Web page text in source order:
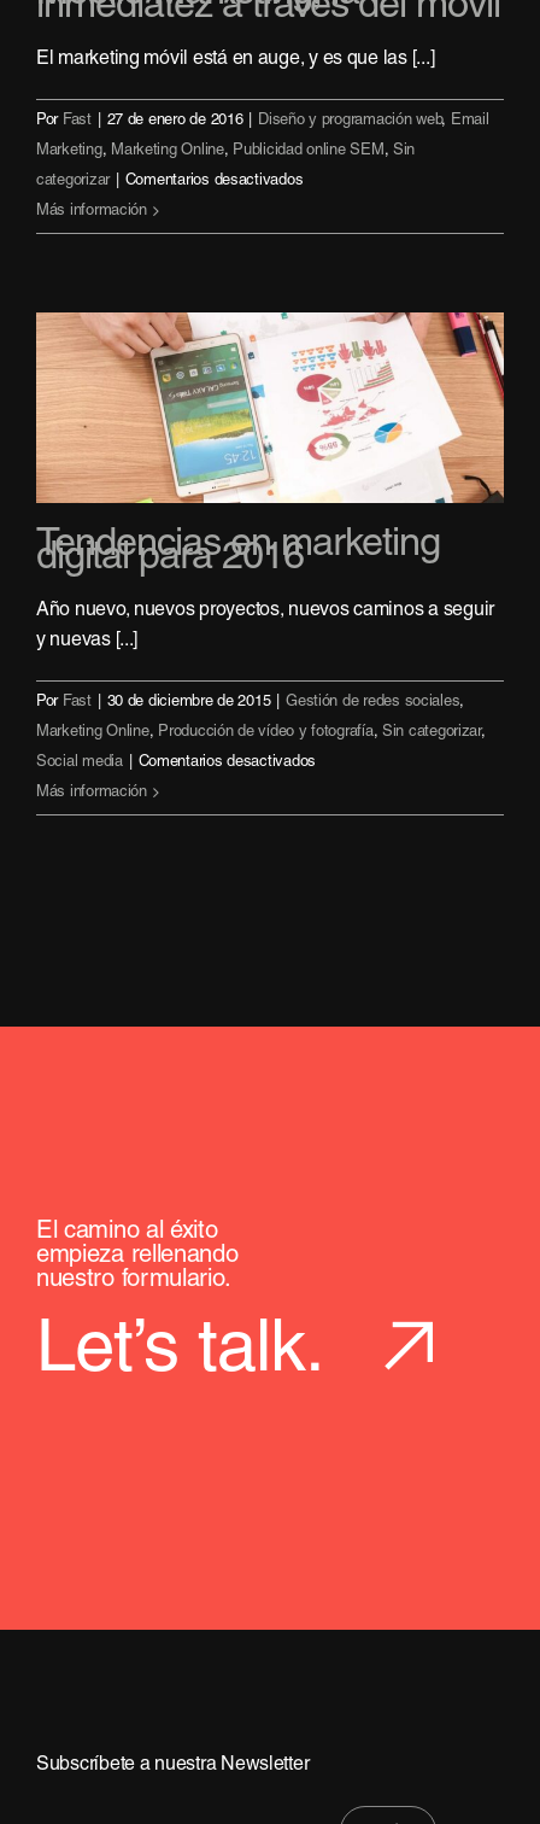
El marketing móvil está en auge, y es que las [...]
Por Fast 27 de enero de 2016 Diseño y programación web, Email
Marketing, Marketing Online, Publicidad online SEM ,Sin
categorizar Comentarios desactivadosen
a
través
del
móvil
Más información
Tendencias en marketing
digital para 2016
Año nuevo, nuevos proyectos, nuevos caminos a seguir
y nuevas [...]
Por Fast 30 de diciembre de 2015 Gestión de redes sociales,
Marketing Online, Producción de vídeo y fotografía, Sin categorizar,
Social media Comentarios desactivados
Más información
El camino al éxito
empieza rellenando
nuestro formulario.
Let’s talk.
Subscríbete a nuestra Newsletter